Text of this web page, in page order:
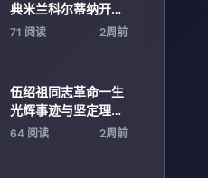
典米兰科尔蒂纳开幕
式精彩呈现
71 阅读 2周前
伍绍祖同志革命一生
光辉事迹与坚定理想
信念研究
64 阅读 2周前